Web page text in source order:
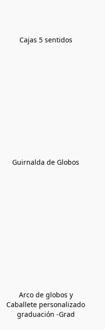
Cajas 5 sentidos
Guirnalda de Globos
Arco de globos y
Caballete personalizado
graduación -Grad